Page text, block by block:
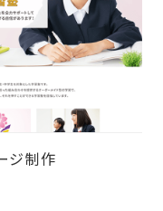
ジ制作